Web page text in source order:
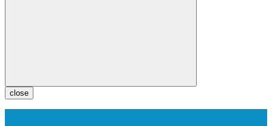
close